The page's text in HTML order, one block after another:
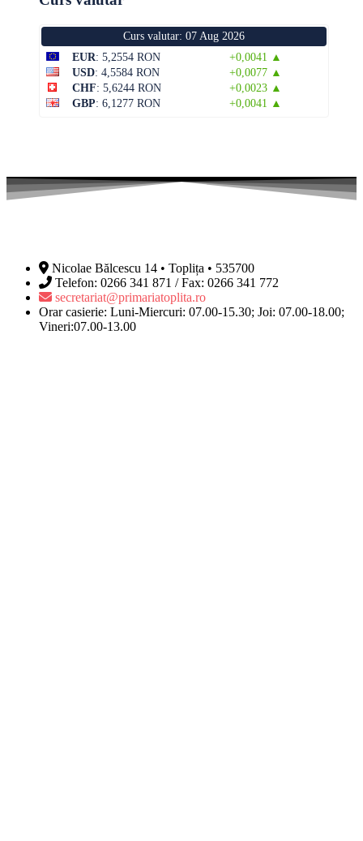
Curs valutar: 07 Aug 2026
EUR: 5,2554 RON
+0,0041 ▲
USD: 4,5584 RON
+0,0077 ▲
CHF: 5,6244 RON
+0,0023 ▲
GBP: 6,1277 RON +0,0041 ▲
Nicolae Bălcescu 14 • Toplița • 535700
Telefon: 0266 341 871 / Fax: 0266 341 772
secretariat@primariatoplita.ro
Orar casierie: Luni-Miercuri: 07.00-15.30; Joi: 07.00-18.00;
Vineri:07.00-13.00